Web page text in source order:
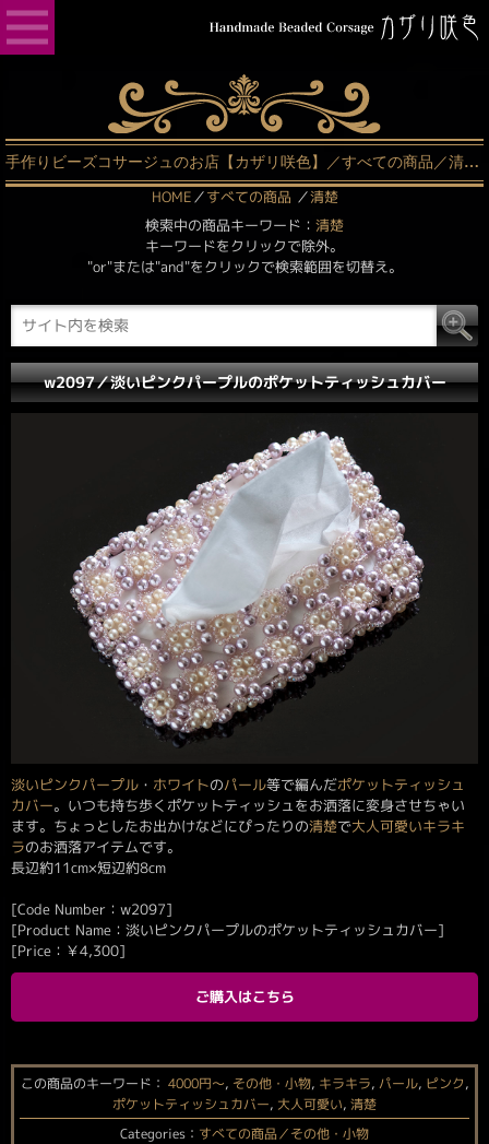
手作りビーズコサージュのお店【カザリ咲色】／すべての商品／清楚（1ページ中1ページ目）
HOME ／すべての商品 ／清楚
検索中の商品キーワード： 清楚
キーワードをクリックで除外。
"or"または"and"をクリックで検索範囲を切替え。
w2097／淡いピンクパープルのポケットティッシュカバー
淡いピンクパープル ・ ホワイトのパール等で編んだポケットティッシュ
カバー。いつも持ち歩くポケットティッシュをお洒落に変身させちゃい
ます。ちょっとしたお出かけなどにぴったりの清楚で大人可愛いキラキ
ラのお洒落アイテムです。
長辺約11cm×短辺約8cm
[Code Number：w2097]
[Product Name：淡いピンクパープルのポケットティッシュカバー]
[Price： ￥4,300]
ご購入はこちら
この商品のキーワード： 4000円〜, その他・小物, キラキラ, パール, ピンク,
ポケットティッシュカバー, 大人可愛い, 清楚
Categories： すべての商品／その他・小物